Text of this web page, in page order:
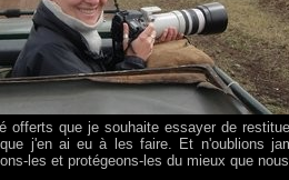
offerts que je souhaite essayer de
j'en ai eu à les faire. Et n'oublions
les et protégeons-les du mieux que